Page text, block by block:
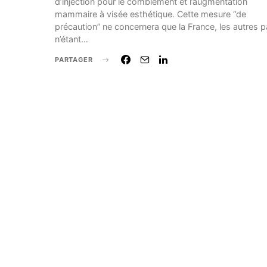
mammaire à visée esthétique. Cette mesure “de
précaution” ne concernera que la France, les autres
n’étant…
PARTAGER